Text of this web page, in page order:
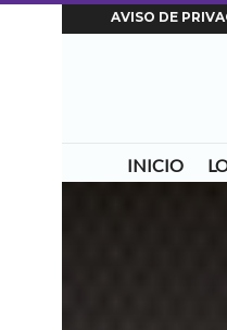
AVISO DE
INICIO